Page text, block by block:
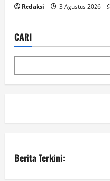
Redaksi 3 Agustus 2026
CARI
Berita Terkini: